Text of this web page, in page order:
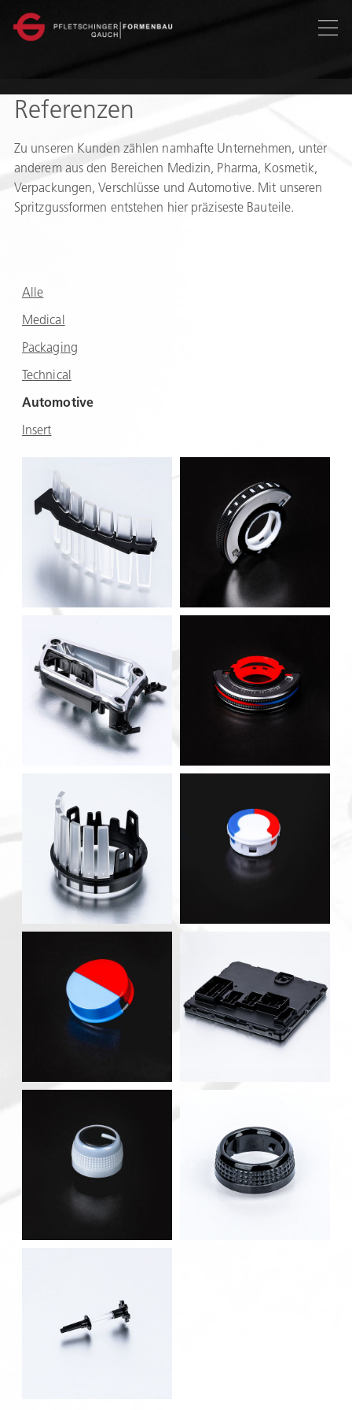
Referenzen
Zu unseren Kunden zählen namhafte Unternehmen, unter
anderem aus den Bereichen Medizin, Pharma, Kosmetik,
Verpackungen, Verschlüsse und Automotive. Mit unseren
Spritzgussformen entstehen hier präziseste Bauteile.
Alle
Medical
Packaging
Technical
Automotive
Insert